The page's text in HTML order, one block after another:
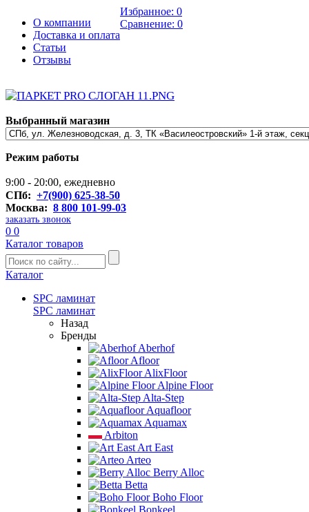
О компании
Доставка и оплата
Статьи
Отзывы
Избранное: 0
Сравнение: 0
Выбранный магазин
Режим работы
9:00 - 20:00, ежедневно
СПб: +7(900) 625-38-50
Москва: 8 800 101-99-03
заказать звонок
0 0
Каталог товаров
Каталог
SPC ламинат
SPC ламинат
Назад
Бренды
Aberhof
Afloor
AlixFloor
Alpine Floor
Alta-Step
Aquafloor
Aquamax
Arbiton
Art East
Arteo
Berry Alloc
Betta
Boho Floor
Bonkeel